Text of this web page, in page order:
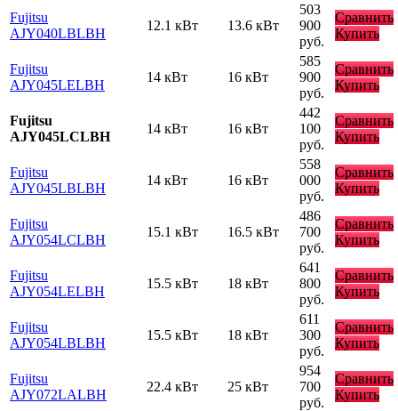
Fujitsu
AJY040LBLBH
12.1 кВт 13.6 кВт
503
900
руб.
Сравнить
Купить
Fujitsu
AJY045LELBH
14 кВт 16 кВт
585
900
руб.
Сравнить
Купить
Fujitsu
AJY045LCLBH
14 кВт 16 кВт
442
100
руб.
Сравнить
Купить
Fujitsu
AJY045LBLBH
14 кВт 16 кВт
558
000
руб.
Сравнить
Купить
Fujitsu
AJY054LCLBH
15.1 кВт 16.5 кВт
486
700
руб.
Сравнить
Купить
Fujitsu
AJY054LELBH
15.5 кВт 18 кВт
641
800
руб.
Сравнить
Купить
Fujitsu
AJY054LBLBH
15.5 кВт 18 кВт
611
300
руб.
Сравнить
Купить
Fujitsu
AJY072LALBH
22.4 кВт 25 кВт
954
700
руб.
Сравнить
Купить